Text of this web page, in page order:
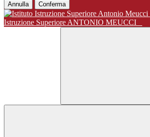
Annulla Conferma
Istruzione Superiore ANTONIO MEUCCI